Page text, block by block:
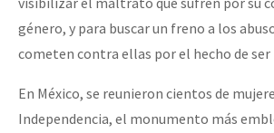
género, y para buscar un freno a los
cometen contra ellas por el hecho de ser
En México, se reunieron cientos de
Independencia, el monumento más